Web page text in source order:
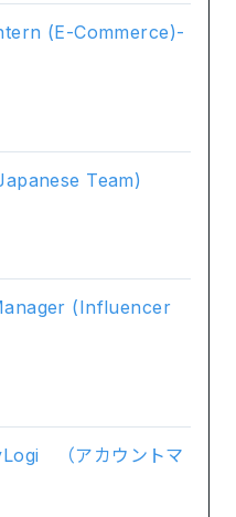
(E-Commerce)-
Team)
(Influencer
（アカウントマ